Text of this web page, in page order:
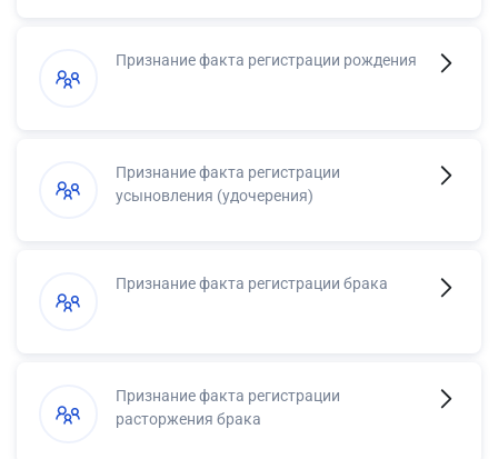
Признание факта регистрации рождения
Признание факта регистрации
усыновления (удочерения)
Признание факта регистрации брака
Признание факта регистрации
расторжения брака